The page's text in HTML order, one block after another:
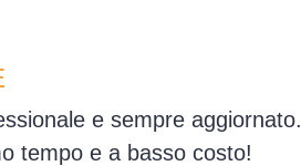
e sempre aggiornato.
tempo e a basso costo!